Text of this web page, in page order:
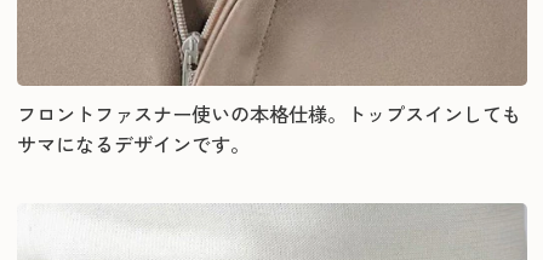
フロントファスナー使いの本格仕様。トップスインしても
サマになるデザインです。